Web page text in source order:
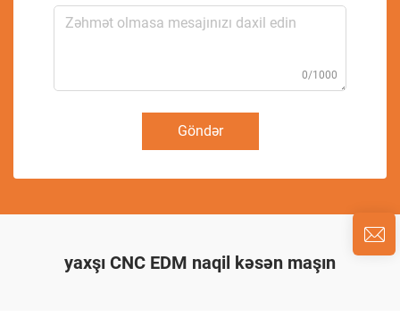
0/1000
Göndər
yaxşı CNC EDM naqil kəsən maşın